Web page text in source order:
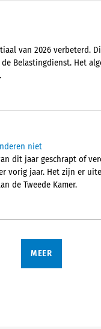
van 2026 verbeterd.
Belastingdienst. Het
niet
dit jaar geschrapt of
vorig jaar. Het zijn er
de Tweede Kamer.
MEER